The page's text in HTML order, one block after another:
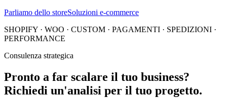
Parliamo dello storeSoluzioni e-commerce
SHOPIFY · WOO · CUSTOM · PAGAMENTI · SPEDIZIONI ·
PERFORMANCE
Consulenza strategica
Pronto a far scalare il tuo business?
Richiedi un'analisi per il tuo progetto.